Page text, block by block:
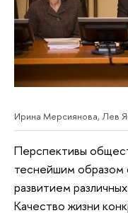
Ирина Мерсиянова, Лев
Перспективы
теснейшим образом
развитием
Качество жизни